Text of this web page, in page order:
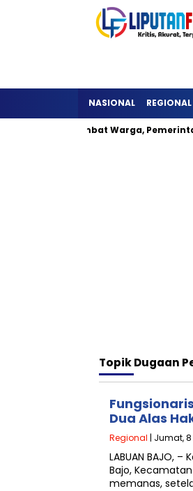
NASIONAL REGIONAL
Detukeli Hambat Warga,
TopikDugaan
Dua Alas
Regional | Jumat, 8
LABUAN BAJO,
Bajo,
memanas,